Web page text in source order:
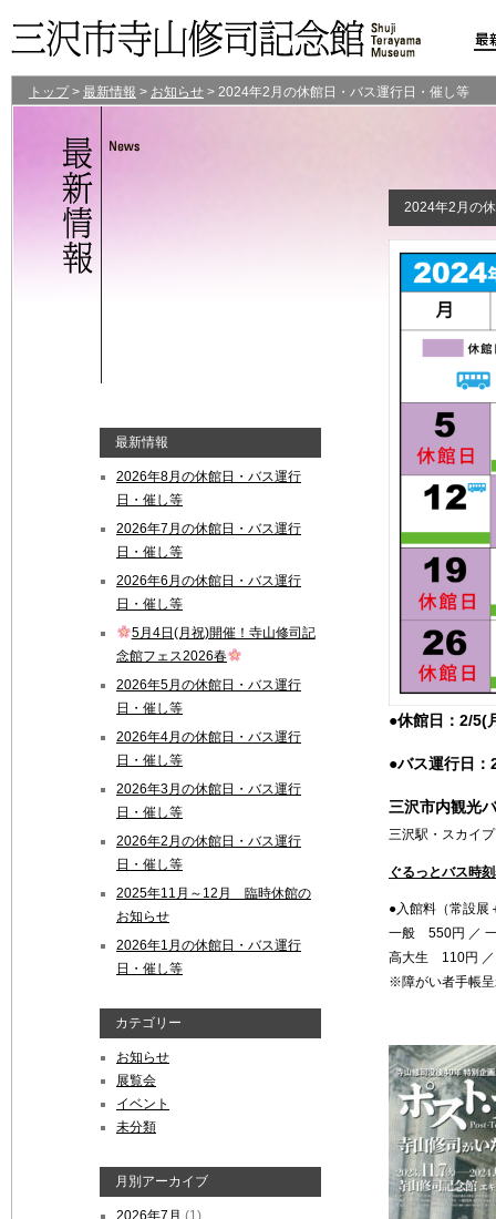
トップ > 最新情報 > お知らせ > 2024年2月の休館日・バス運行日・催し等
2024年2月の
●休館日：2/5(
●バス運行日：
三沢市内観光
三沢駅・スカイ
ぐるっとバス時
●入館料（常設展
一般 550円 ／
高大生 110円
※障がい者手帳
最新情報
2026年8月の休館日・バス運行
日・催し等
2026年7月の休館日・バス運行
日・催し等
2026年6月の休館日・バス運行
日・催し等
5月4日(月祝)開催！寺山修司記
念館フェス2026春
2026年5月の休館日・バス運行
日・催し等
2026年4月の休館日・バス運行
日・催し等
2026年3月の休館日・バス運行
日・催し等
2026年2月の休館日・バス運行
日・催し等
2025年11月～12月 臨時休館の
お知らせ
2026年1月の休館日・バス運行
日・催し等
カテゴリー
お知らせ
展覧会
イベント
未分類
月別アーカイブ
2026年7月 (1)